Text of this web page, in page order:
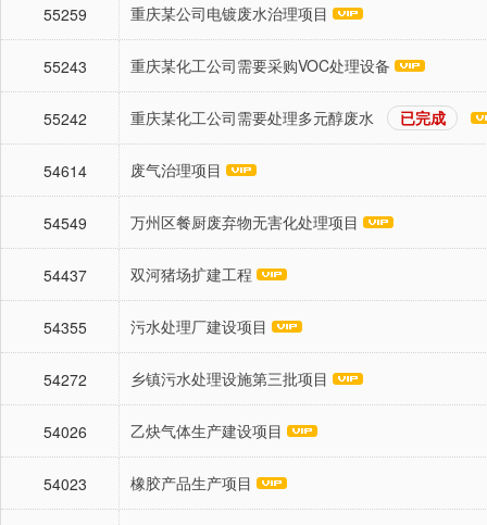
55259 重庆某公司电镀废水治理项目
55243 重庆某化工公司需要采购VOC处理设备
55242 重庆某化工公司需要处理多元醇废水 已完成
54614 废气治理项目
54549 万州区餐厨废弃物无害化处理项目
54437 双河猪场扩建工程
54355 污水处理厂建设项目
54272 乡镇污水处理设施第三批项目
54026 乙炔气体生产建设项目
54023 橡胶产品生产项目